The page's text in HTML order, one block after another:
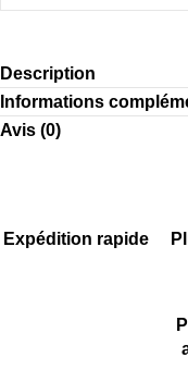
Description
Informations
Avis (0)
Expédition rapide